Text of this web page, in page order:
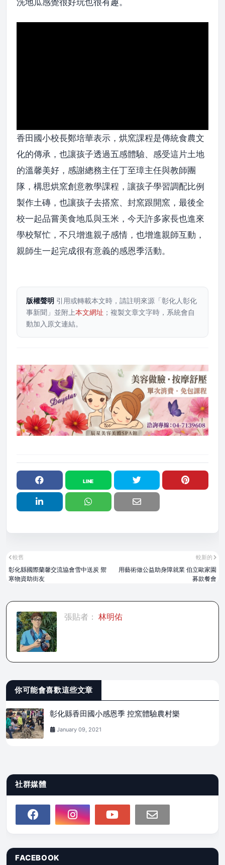
香田國小校長鄭培華表示，烘窯課程是傳統食農文
化的傳承，也讓孩子透過五感體驗、感受這片土地
的溫馨美好，感謝總務主任丁至璋主任與教師團
隊，構思烘窯創意教學課程，讓孩子學習調配比例
製作土磚，也讓孩子去搭窯、封窯跟開窯，最後全
校一起品嘗美食地瓜與玉米，今天許多家長也進來
學校幫忙，不只增進親子感情，也增進親師互動，
親師生一起完成很有意義的感恩季活動。
版權聲明 引用或轉載本文時，請註明來源「彰化人彰化
事新聞」並附上本文網址 ；複製文章文字時，系統會自
動加入原文連結。
較新的
用藝術做公益助身障就業 伯立歐家園
募款餐會
較舊
彰化縣國際蘭馨交流協會雪中送炭 禦
寒物資助街友
張貼者： 林明佑
你可能會喜歡這些文章
彰化縣香田國小感恩季 控窯體驗農村樂
January 09, 2021
社群媒體
FACEBOOK